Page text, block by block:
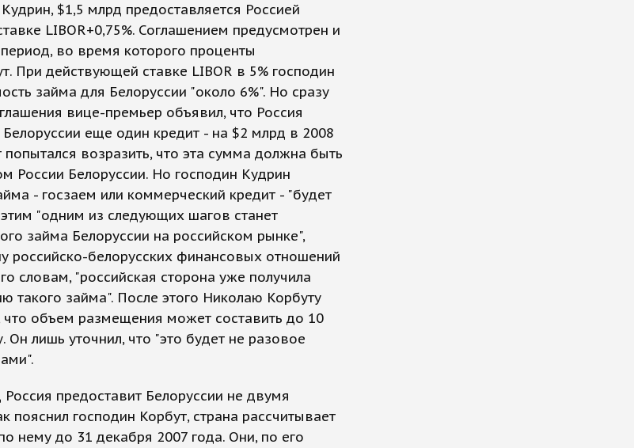
$1,5 млрд предоставляется Россией
LIBOR+0,75%. Соглашением предусмотрен и
период, во время которого проценты
При действующей ставке LIBOR в 5% господин
займа для Белоруссии "около 6%". Но сразу
вице-премьер объявил, что Россия
Белоруссии еще один кредит - на $2 млрд в 2008
попытался возразить, что эта сумма должна быть
России Белоруссии. Но господин Кудрин
- госзаем или коммерческий кредит - "будет
"одним из следующих шагов станет
займа Белоруссии на российском рынке",
российско-белорусских финансовых отношений
словам, "российская сторона уже получила
такого займа". После этого Николаю Корбуту
что объем размещения может составить до 10
Он лишь уточнил, что "это будет не разовое
предоставит Белоруссии не двумя
пояснил господин Корбут, страна рассчитывает
нему до 31 декабря 2007 года. Они, по его